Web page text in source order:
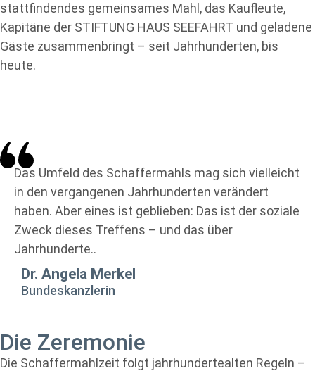
stattfindendes gemeinsames Mahl, das Kaufleute,
Kapitäne der STIFTUNG HAUS SEEFAHRT und geladene
Gäste zusammenbringt – seit Jahrhunderten, bis
heute.
Das Umfeld des Schaffermahls mag sich vielleicht
in den vergangenen Jahrhunderten verändert
haben. Aber eines ist geblieben: Das ist der soziale
Zweck dieses Treffens – und das über
Jahrhunderte..
Dr. Angela Merkel
Bundeskanzlerin
Die Zeremonie
Die Schaffermahlzeit folgt jahrhundertealten Regeln –